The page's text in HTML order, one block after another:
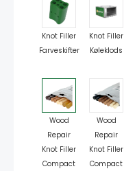
Knot Filler
Farveskifter
Knot Filler
Køleklods
Wood
Repair
Knot Filler
Compact
Wood
Repair
Knot Filler
Compact